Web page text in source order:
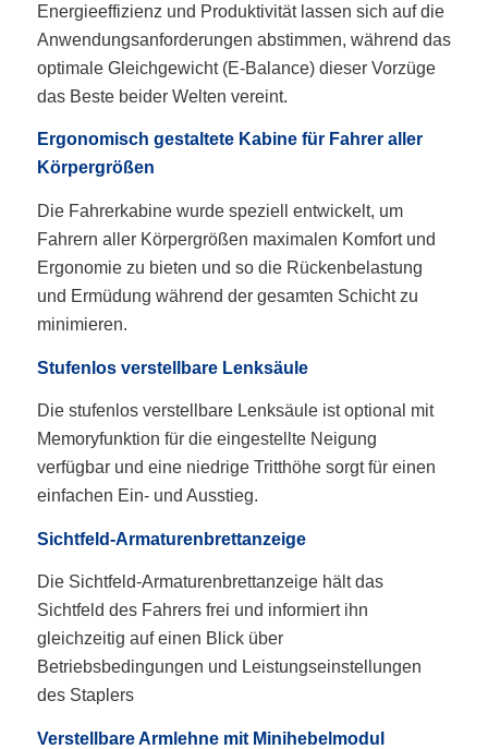
Energieeffizienz und Produktivität lassen sich auf die
Anwendungsanforderungen abstimmen, während das
optimale Gleichgewicht (E-Balance) dieser Vorzüge
das Beste beider Welten vereint.
Ergonomisch gestaltete Kabine für Fahrer aller
Körpergrößen
Die Fahrerkabine wurde speziell entwickelt, um
Fahrern aller Körpergrößen maximalen Komfort und
Ergonomie zu bieten und so die Rückenbelastung
und Ermüdung während der gesamten Schicht zu
minimieren.
Stufenlos verstellbare Lenksäule
Die stufenlos verstellbare Lenksäule ist optional mit
Memoryfunktion für die eingestellte Neigung
verfügbar und eine niedrige Tritthöhe sorgt für einen
einfachen Ein- und Ausstieg.
Sichtfeld-Armaturenbrettanzeige
Die Sichtfeld-Armaturenbrettanzeige hält das
Sichtfeld des Fahrers frei und informiert ihn
gleichzeitig auf einen Blick über
Betriebsbedingungen und Leistungseinstellungen
des Staplers
Verstellbare Armlehne mit Minihebelmodul